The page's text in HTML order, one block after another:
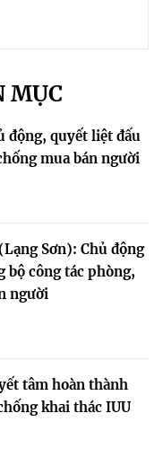
MỤC
động, quyết liệt đấu
mua bán người
Sơn): Chủ động
bộ công tác phòng,
người
tâm hoàn thành
khai thác IUU